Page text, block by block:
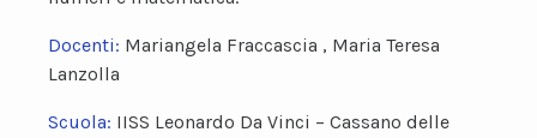
Docenti: Mariangela Fraccascia , Maria Teresa
Lanzolla
Scuola: IISS Leonardo Da Vinci – Cassano delle